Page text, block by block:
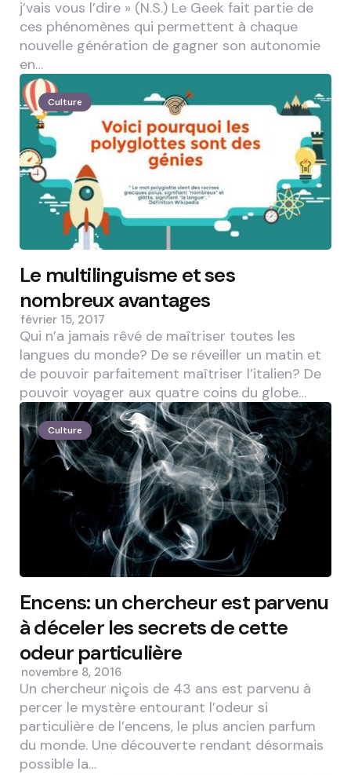
j’vais vous l’dire » (N.S.) Le Geek fait partie de
ces phénomènes qui permettent à chaque
nouvelle génération de gagner son autonomie
en…
Culture
Le multilinguisme et ses
nombreux avantages
février 15, 2017
Qui n’a jamais rêvé de maîtriser toutes les
langues du monde? De se réveiller un matin et
de pouvoir parfaitement maîtriser l’italien? De
pouvoir voyager aux quatre coins du globe…
Culture
Encens: un chercheur est parvenu
à déceler les secrets de cette
odeur particulière
novembre 8, 2016
Un chercheur niçois de 43 ans est parvenu à
percer le mystère entourant l’odeur si
particulière de l’encens, le plus ancien parfum
du monde. Une découverte rendant désormais
possible la…